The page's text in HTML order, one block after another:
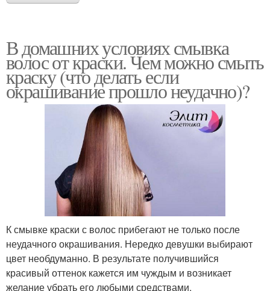
В домашних условиях смывка
волос от краски. Чем можно смыть
краску (что делать если
окрашивание прошло неудачно)?
К смывке краски с волос прибегают не только после
неудачного окрашивания. Нередко девушки выбирают
цвет необдуманно. В результате получившийся
красивый оттенок кажется им чуждым и возникает
желание убрать его любыми средствами.